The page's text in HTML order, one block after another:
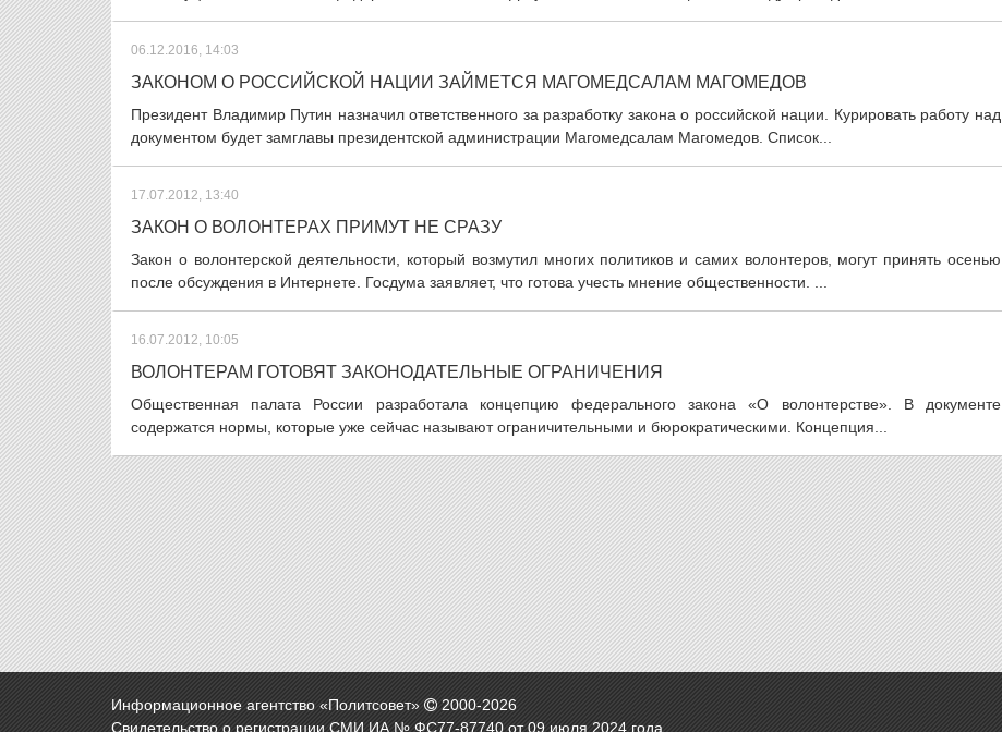
06.12.2016, 14:03
ЗАКОНОМ О РОССИЙСКОЙ НАЦИИ ЗАЙМЕТСЯ МАГОМЕДСАЛАМ МАГОМЕДОВ
Президент Владимир Путин назначил ответственного за разработку закона о российской нации. Курировать работу над
документом будет замглавы президентской администрации Магомедсалам Магомедов. Список...
17.07.2012, 13:40
ЗАКОН О ВОЛОНТЕРАХ ПРИМУТ НЕ СРАЗУ
Закон о волонтерской деятельности, который возмутил многих политиков и самих волонтеров, могут принять осенью
после обсуждения в Интернете. Госдума заявляет, что готова учесть мнение общественности. ...
16.07.2012, 10:05
ВОЛОНТЕРАМ ГОТОВЯТ ЗАКОНОДАТЕЛЬНЫЕ ОГРАНИЧЕНИЯ
Общественная палата России разработала концепцию федерального закона «О волонтерстве». В документе
содержатся нормы, которые уже сейчас называют ограничительными и бюрократическими. Концепция...
Информационное агентство «Политсовет» 2000-2026
Свидетельство о регистрации СМИ ИА № ФС77-87740 от 09 июля 2024 года.